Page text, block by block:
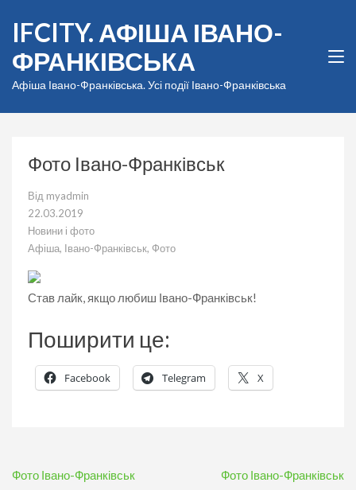
вмісту
(натисніть
Enter)
IFCITY. АФІША ІВАНО-
ФРАНКІВСЬКА
Афіша Івано-Франківська. Усі події Івано-Франківська
Фото Івано-Франківськ
Від myadmin
22.03.2019
Новини і фото
Афіша, Івано-Франківськ, Фото
Став лайк, якщо любиш Івано-Франківськ!
Поширити це:
Facebook Telegram X
Навігація
Фото Івано-Франківськ Фото Івано-Франківськ